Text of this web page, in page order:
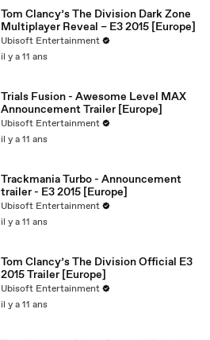
Tom Clancy’s The Division Dark Zone
Multiplayer Reveal – E3 2015 [Europe]
Ubisoft Entertainment
il y a 11 ans
Trials Fusion - Awesome Level MAX
Announcement Trailer [Europe]
Ubisoft Entertainment
il y a 11 ans
Trackmania Turbo - Announcement
trailer - E3 2015 [Europe]
Ubisoft Entertainment
il y a 11 ans
Tom Clancy’s The Division Official E3
2015 Trailer [Europe]
Ubisoft Entertainment
il y a 11 ans